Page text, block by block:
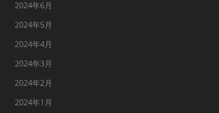
2024年6月
2024年5月
2024年4月
2024年3月
2024年2月
2024年1月